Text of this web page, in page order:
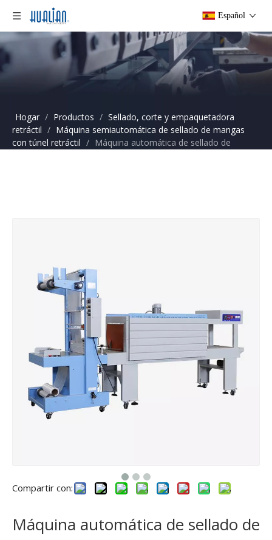
Español
Hogar / Productos / Sellado, corte y empaquetadora
retráctil / Máquina semiautomática de sellado de mangas
con túnel retráctil / Máquina automática de sellado de
Compartir con:
Máquina automática de sellado de